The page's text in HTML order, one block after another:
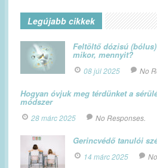
Legújabb cikkek
Feltöltő dózisú
mikor, mennyit?
08 júl 2025 No
Hogyan óvjuk meg térdünket a
módszer
28 márc 2025 No Responses.
Gerincvédő tanulói
14 márc 2025